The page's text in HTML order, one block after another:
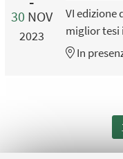
30 NOV
2023
VI edizione
miglior tesi
In